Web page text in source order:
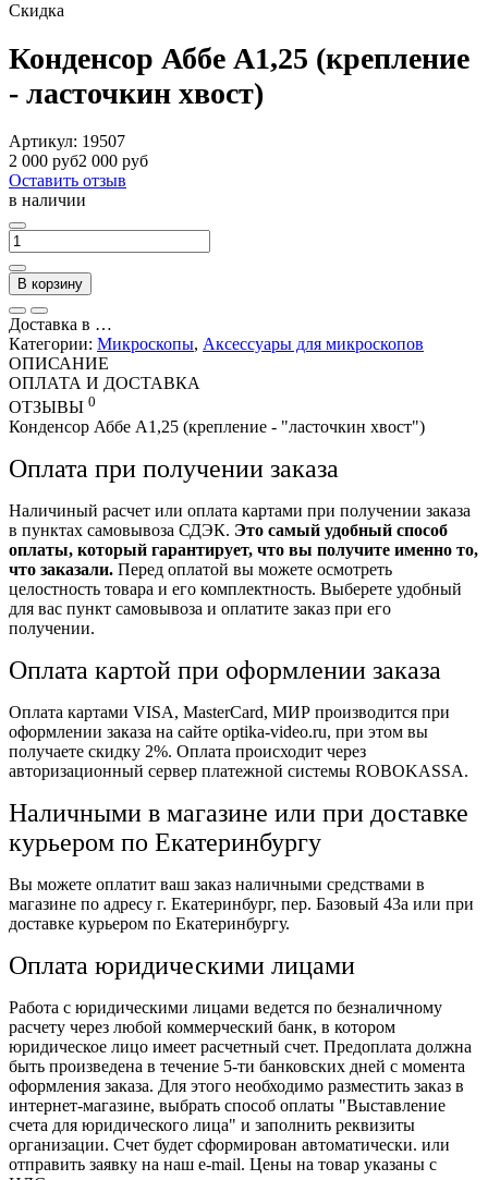
Скидка
Конденсор Аббе А1,25 (крепление
- ласточкин хвост)
Артикул: 19507
2 000 руб2 000 руб
Оставить отзыв
в наличии
В корзину
Доставка в …
Категории: Микроскопы, Аксессуары для микроскопов
ОПИСАНИЕ
ОПЛАТА И ДОСТАВКА
ОТЗЫВЫ 0
Конденсор Аббе А1,25 (крепление - "ласточкин хвост")
Оплата при получении заказа
Наличиный расчет или оплата картами при получении заказа
в пунктах самовывоза СДЭК. Это самый удобный способ
оплаты, который гарантирует, что вы получите именно то,
что заказали. Перед оплатой вы можете осмотреть
целостность товара и его комплектность. Выберете удобный
для вас пункт самовывоза и оплатите заказ при его
получении.
Оплата картой при оформлении заказа
Оплата картами VISA, MasterCard, МИР производится при
оформлении заказа на сайте optika-video.ru, при этом вы
получаете скидку 2%. Оплата происходит через
авторизационный сервер платежной системы ROBOKASSA.
Наличными в магазине или при доставке
курьером по Екатеринбургу
Вы можете оплатит ваш заказ наличными средствами в
магазине по адресу г. Екатеринбург, пер. Базовый 43а или при
доставке курьером по Екатеринбургу.
Оплата юридическими лицами
Работа с юридическими лицами ведется по безналичному
расчету через любой коммерческий банк, в котором
юридическое лицо имеет расчетный счет. Предоплата должна
быть произведена в течение 5-ти банковских дней с момента
оформления заказа. Для этого необходимо разместить заказ в
интернет-магазине, выбрать способ оплаты "Выставление
счета для юридического лица" и заполнить реквизиты
организации. Счет будет сформирован автоматически. или
отправить заявку на наш e-mail. Цены на товар указаны с